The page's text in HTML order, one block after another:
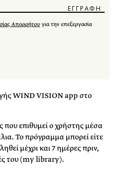
Απορρήτου για την επεξεργασία
WIND VISION app στο
επιθυμεί ο χρήστης μέσα
Το πρόγραμμα μπορεί είτε
μέχρι και 7 ημέρες πριν,
του (my library).